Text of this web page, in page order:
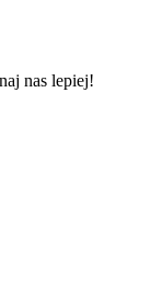
nas lepiej!